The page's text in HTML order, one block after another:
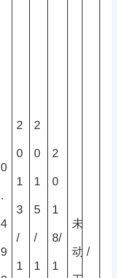
0
.
4
9
2
0
1
3
/
1
2
0
1
5
/
1
2
0
1
8/
1
未
动 /